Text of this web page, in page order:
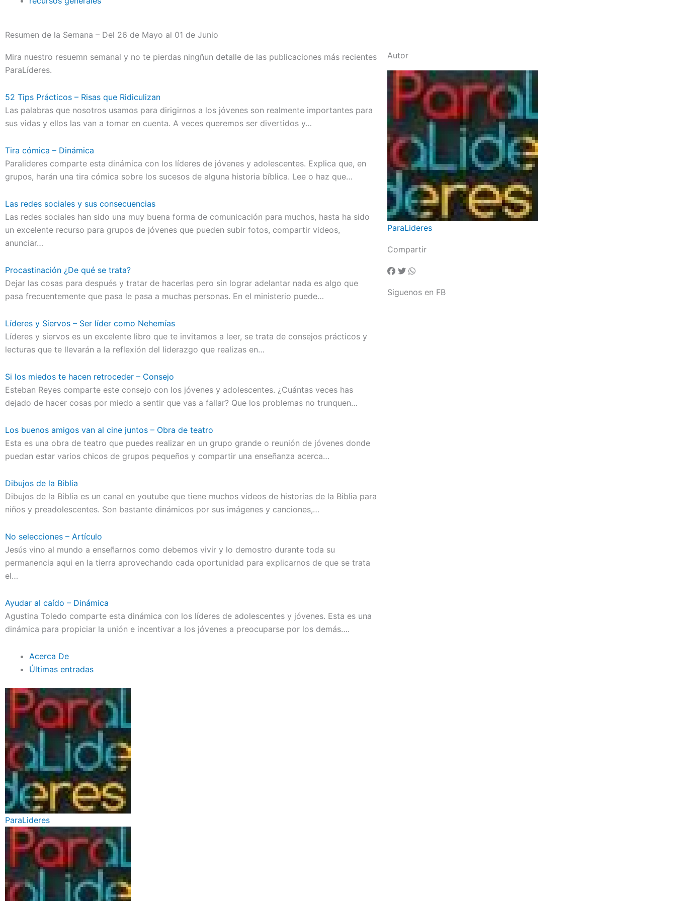
Resumen de la Semana – Del 26 de Mayo al 01 de Junio
Mira nuestro resuemn semanal y no te pierdas ningñun detalle de las publicaciones más recientes
ParaLíderes.
52 Tips Prácticos – Risas que Ridiculizan
Las palabras que nosotros usamos para dirigirnos a los jóvenes son realmente importantes para
sus vidas y ellos las van a tomar en cuenta. A veces queremos ser divertidos y…
Tira cómica – Dinámica
Paralideres comparte esta dinámica con los líderes de jóvenes y adolescentes. Explica que, en
grupos, harán una tira cómica sobre los sucesos de alguna historia bíblica. Lee o haz que…
Las redes sociales y sus consecuencias
Las redes sociales han sido una muy buena forma de comunicación para muchos, hasta ha sido
un excelente recurso para grupos de jóvenes que pueden subir fotos, compartir videos,
anunciar…
Procastinación ¿De qué se trata?
Dejar las cosas para después y tratar de hacerlas pero sin lograr adelantar nada es algo que
pasa frecuentemente que pasa le pasa a muchas personas. En el ministerio puede…
Líderes y Siervos – Ser líder como Nehemías
Líderes y siervos es un excelente libro que te invitamos a leer, se trata de consejos prácticos y
lecturas que te llevarán a la reflexión del liderazgo que realizas en…
Si los miedos te hacen retroceder – Consejo
Esteban Reyes comparte este consejo con los jóvenes y adolescentes. ¿Cuántas veces has
dejado de hacer cosas por miedo a sentir que vas a fallar? Que los problemas no trunquen…
Los buenos amigos van al cine juntos – Obra de teatro
Esta es una obra de teatro que puedes realizar en un grupo grande o reunión de jóvenes donde
puedan estar varios chicos de grupos pequeños y compartir una enseñanza acerca…
Dibujos de la Biblia
Dibujos de la Biblia es un canal en youtube que tiene muchos videos de historias de la Biblia para
niños y preadolescentes. Son bastante dinámicos por sus imágenes y canciones,…
No selecciones – Artículo
Jesús vino al mundo a enseñarnos como debemos vivir y lo demostro durante toda su
permanencia aqui en la tierra aprovechando cada oportunidad para explicarnos de que se trata
el…
Ayudar al caído – Dinámica
Agustina Toledo comparte esta dinámica con los líderes de adolescentes y jóvenes. Esta es una
dinámica para propiciar la unión e incentivar a los jóvenes a preocuparse por los demás….
Acerca De
Últimas entradas
ParaLideres
Autor
ParaLideres
Compartir
Siguenos en FB